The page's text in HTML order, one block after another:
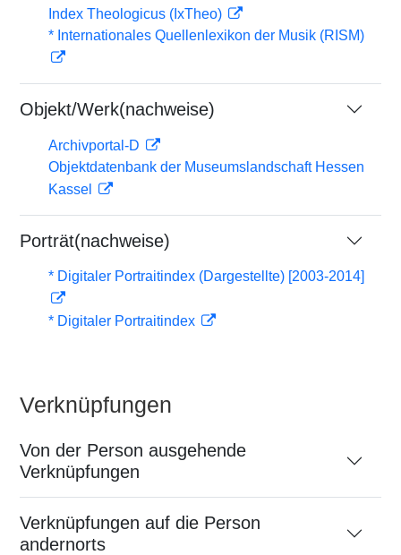
Index Theologicus (IxTheo)
* Internationales Quellenlexikon der Musik (RISM)
Objekt/Werk(nachweise)
Archivportal-D
Objektdatenbank der Museumslandschaft Hessen
Kassel
Porträt(nachweise)
* Digitaler Portraitindex (Dargestellte) [2003-2014]
* Digitaler Portraitindex
Verknüpfungen
Von der Person ausgehende
Verknüpfungen
Verknüpfungen auf die Person
andernorts